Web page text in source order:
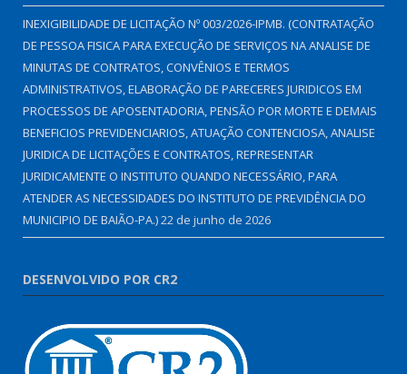
INEXIGIBILIDADE DE LICITAÇÃO Nº 003/2026-IPMB. (CONTRATAÇÃO
DE PESSOA FISICA PARA EXECUÇÃO DE SERVIÇOS NA ANALISE DE
MINUTAS DE CONTRATOS, CONVÊNIOS E TERMOS
ADMINISTRATIVOS, ELABORAÇÃO DE PARECERES JURIDICOS EM
PROCESSOS DE APOSENTADORIA, PENSÃO POR MORTE E DEMAIS
BENEFICIOS PREVIDENCIARIOS, ATUAÇÃO CONTENCIOSA, ANALISE
JURIDICA DE LICITAÇÕES E CONTRATOS, REPRESENTAR
JURIDICAMENTE O INSTITUTO QUANDO NECESSÁRIO, PARA
ATENDER AS NECESSIDADES DO INSTITUTO DE PREVIDÊNCIA DO
MUNICIPIO DE BAIÃO-PA.)22 de junho de 2026
DESENVOLVIDO POR CR2